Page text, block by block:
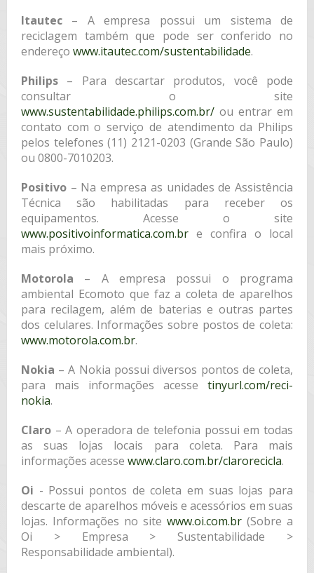
Itautec– A empresa possui um sistema de
reciclagem também que pode ser conferido no
endereço www.itautec.com/sustentabilidade.
Philips– Para descartar produtos, você pode
consultar o site
www.sustentabilidade.philips.com.br/ou entrar em
contato com o serviço de atendimento da Philips
pelos telefones (11) 2121-0203 (Grande São Paulo)
ou 0800-7010203.
Positivo– Na empresa as unidades de Assistência
Técnica são habilitadas para receber os
equipamentos. Acesse o site
www.positivoinformatica.com.bre confira o local
mais próximo.
Motorola – ­A empresa possui o programa
ambiental Ecomoto que faz a coleta de aparelhos
para recilagem, além de baterias e outras partes
dos celulares. Informações sobre postos de coleta:
www.motorola.com.br.
Nokia – A Nokia possui diversos pontos de coleta,
para mais informações acessetinyurl.com/reci-
nokia.
Claro– A operadora de telefonia possui em todas
as suas lojas locais para coleta. Para mais
informações acesse ­ www.claro.com.br/clarorecicla.
Oi ­- Possui pontos de coleta em suas lojas para
descarte de aparelhos móveis e acessórios em suas
lojas. Informações no sitewww.oi.com.br (Sobre a
Oi > Empresa > Sustentabilidade >
Responsabilidade ambiental).